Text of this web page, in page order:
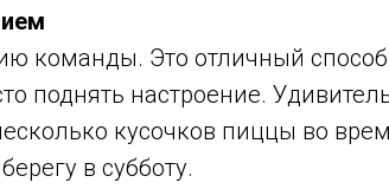
команды. Это отличный
поднять настроение.
кусочков пиццы во
в субботу.